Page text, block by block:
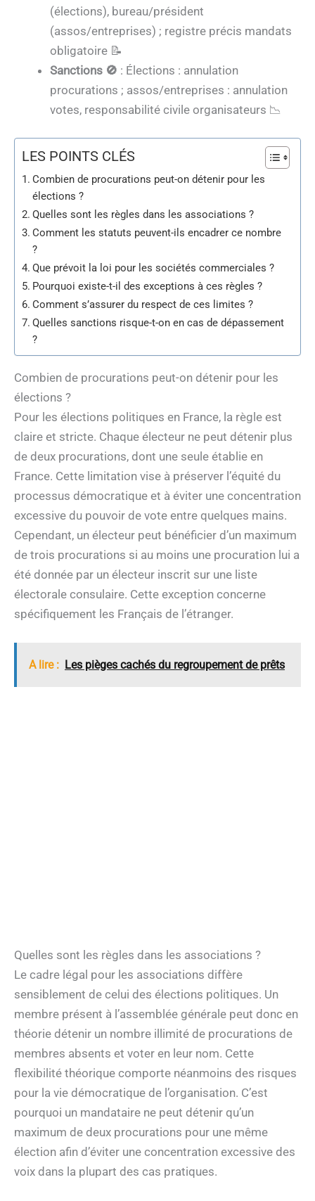
(élections), bureau/président
(assos/entreprises) ; registre précis mandats
obligatoire 📝
Sanctions 🚫 : Élections : annulation
procurations ; assos/entreprises : annulation
votes, responsabilité civile organisateurs 📉
LES POINTS CLÉS
Combien de procurations peut-on détenir pour les
élections ?
Quelles sont les règles dans les associations ?
Comment les statuts peuvent-ils encadrer ce nombre
?
Que prévoit la loi pour les sociétés commerciales ?
Pourquoi existe-t-il des exceptions à ces règles ?
Comment s’assurer du respect de ces limites ?
Quelles sanctions risque-t-on en cas de dépassement
?
Combien de procurations peut-on détenir pour les
élections ?
Pour les élections politiques en France, la règle est
claire et stricte. Chaque électeur ne peut détenir plus
de deux procurations, dont une seule établie en
France. Cette limitation vise à préserver l’équité du
processus démocratique et à éviter une concentration
excessive du pouvoir de vote entre quelques mains.
Cependant, un électeur peut bénéficier d’un maximum
de trois procurations si au moins une procuration lui a
été donnée par un électeur inscrit sur une liste
électorale consulaire. Cette exception concerne
spécifiquement les Français de l’étranger.
A lire : Les pièges cachés du regroupement de prêts
Quelles sont les règles dans les associations ?
Le cadre légal pour les associations diffère
sensiblement de celui des élections politiques. Un
membre présent à l’assemblée générale peut donc en
théorie détenir un nombre illimité de procurations de
membres absents et voter en leur nom. Cette
flexibilité théorique comporte néanmoins des risques
pour la vie démocratique de l’organisation. C’est
pourquoi un mandataire ne peut détenir qu’un
maximum de deux procurations pour une même
élection afin d’éviter une concentration excessive des
voix dans la plupart des cas pratiques.